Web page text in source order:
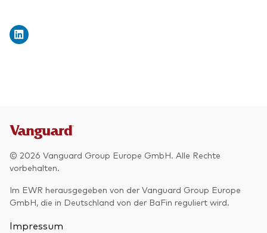
© 2026 Vanguard Group Europe GmbH. Alle Rechte
vorbehalten.
Im EWR herausgegeben von der Vanguard Group Europe
GmbH, die in Deutschland von der BaFin reguliert wird.
Impressum